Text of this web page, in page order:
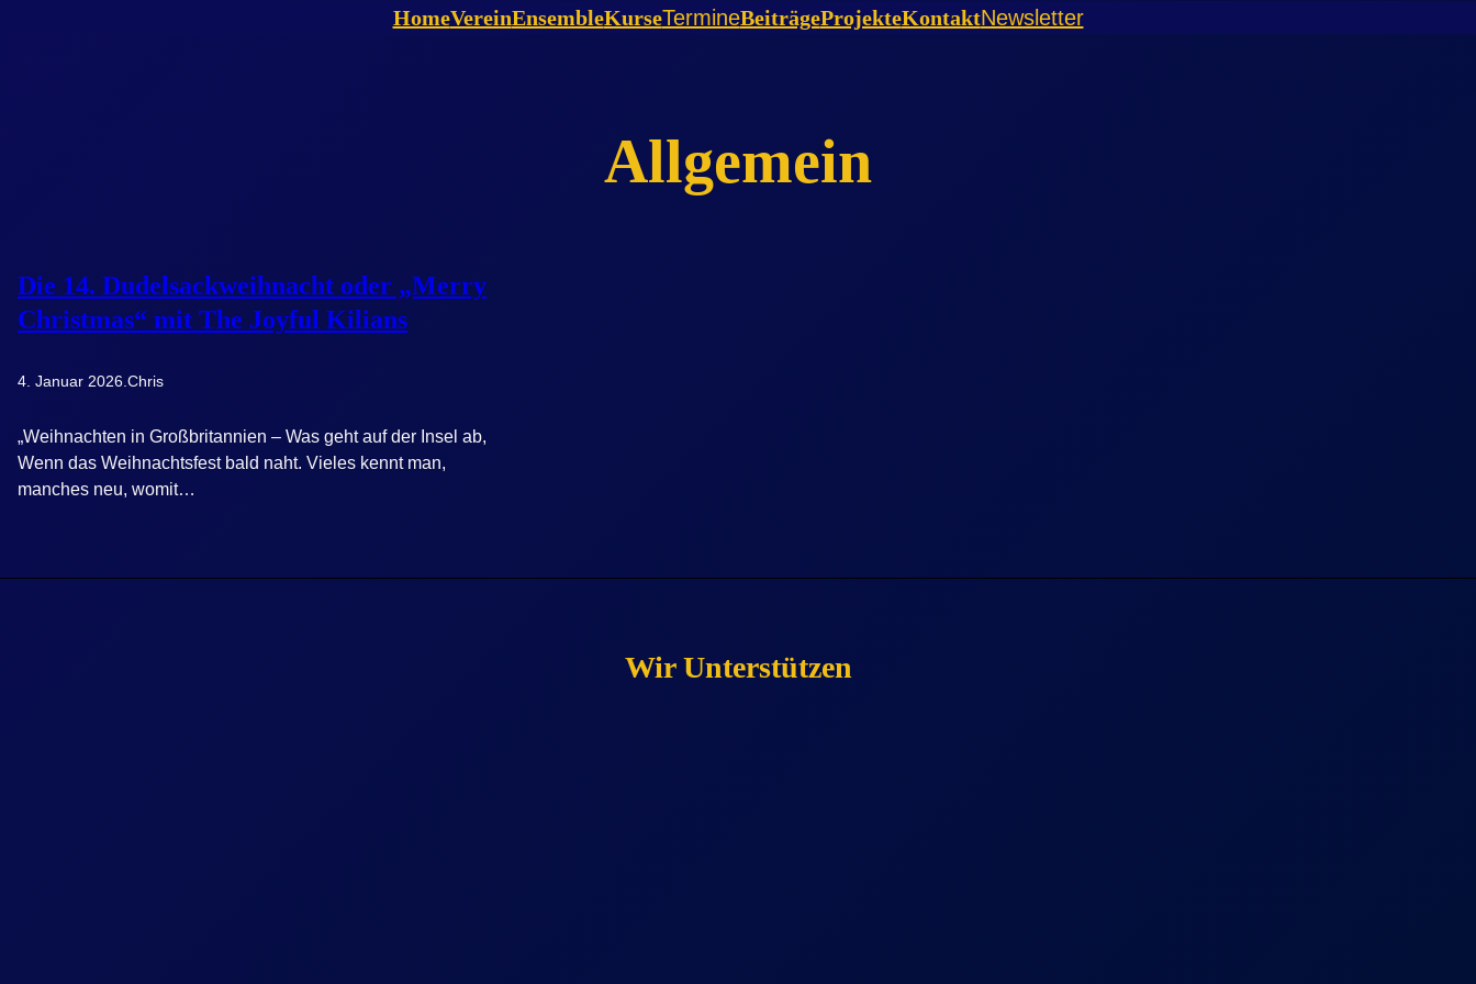
HomeVereinEnsembleKurseTermineBeiträgeProjekteKontaktNewsletter
Allgemein
Die 14. Dudelsackweihnacht oder „Merry
Christmas“ mit The Joyful Kilians
4. Januar 2026 Chris
„Weihnachten in Großbritannien – Was geht auf der Insel ab,
Wenn das Weihnachtsfest bald naht. Vieles kennt man,
manches neu, womit…
Wir Unterstützen